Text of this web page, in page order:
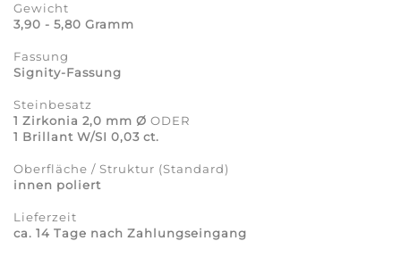
Gewicht
3,90 - 5,80 Gramm
Fassung
Signity-Fassung
Steinbesatz
1 Zirkonia 2,0 mm Ø ODER
1 Brillant W/SI 0,03 ct.
Oberfläche / Struktur (Standard)
innen poliert
Lieferzeit
ca. 14 Tage nach Zahlungseingang